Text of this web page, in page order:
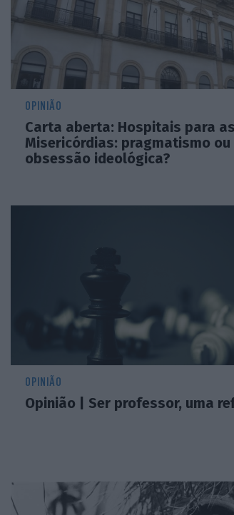
OPINIÃO
Carta aberta: Hospitais para as
Misericórdias: pragmatismo ou
obsessão ideológica?
OPINIÃO
Opinião | Ser professor, uma